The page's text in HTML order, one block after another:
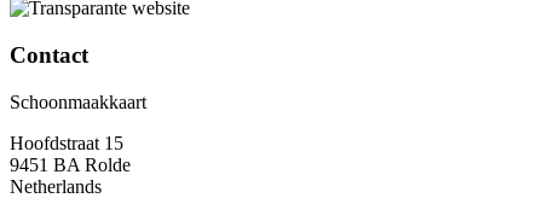
Contact
Schoonmaakkaart
Hoofdstraat 15
9451 BA Rolde
Netherlands